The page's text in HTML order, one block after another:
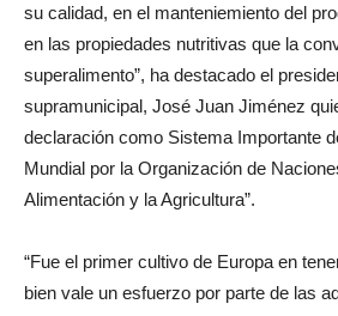
su calidad, en el manteniemiento del
en las propiedades nutritivas que la
superalimento”, ha destacado el
supramunicipal, José Juan Jiménez
declaración como Sistema Importante
Mundial por la Organización de
Alimentación y la Agricultura”.
“Fue el primer cultivo de Europa en
bien vale un esfuerzo por parte de las